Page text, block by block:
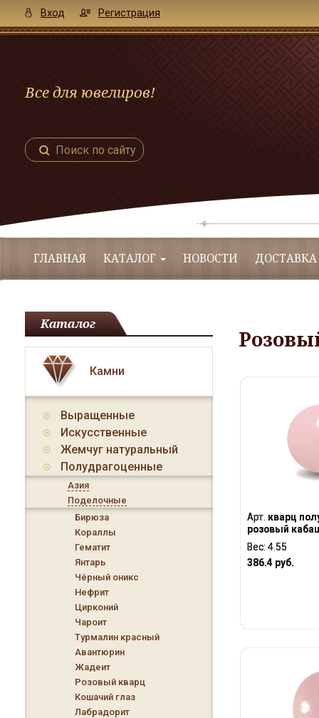
Вход Регистрация
Все для ювелиров!
Поиск по сайту
ГЛАВНАЯ КАТАЛОГ НОВОСТИ
Арт. кварц
розовый
Вес: 4.55
386.4 руб.
Каталог
Камни
Выращенные
Искусственные
Жемчуг натуральный
Полудрагоценные
Азия
Поделочные
Бирюза
Кораллы
Гематит
Янтарь
Чёрный оникс
Нефрит
Цирконий
Чароит
Турмалин красный
Авантюрин
Жадеит
Розовый кварц
Кошачий глаз
Лабрадорит